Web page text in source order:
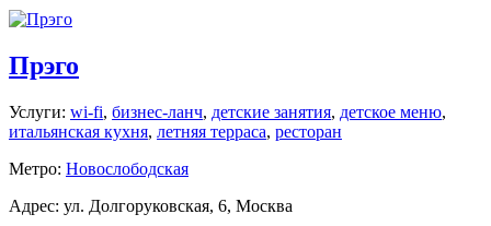
Прэго
Услуги: wi-fi, бизнес-ланч, детские занятия, детское меню,
итальянская кухня, летняя терраса, ресторан
Метро: Новослободская
Адрес: ул. Долгоруковская, 6, Москва